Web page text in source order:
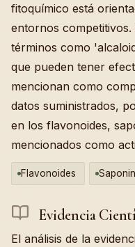
fitoquímico está
entornos
términos como
que pueden tener
mencionan como
datos suministrados,
en los flavonoides,
mencionados como
Flavonoides
Evidencia
El análisis de la